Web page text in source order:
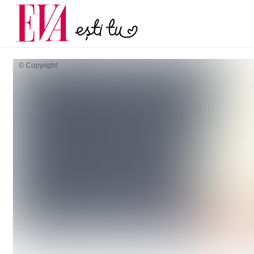
© Copyright:
Carieră
Actualitate
pe măsură ce